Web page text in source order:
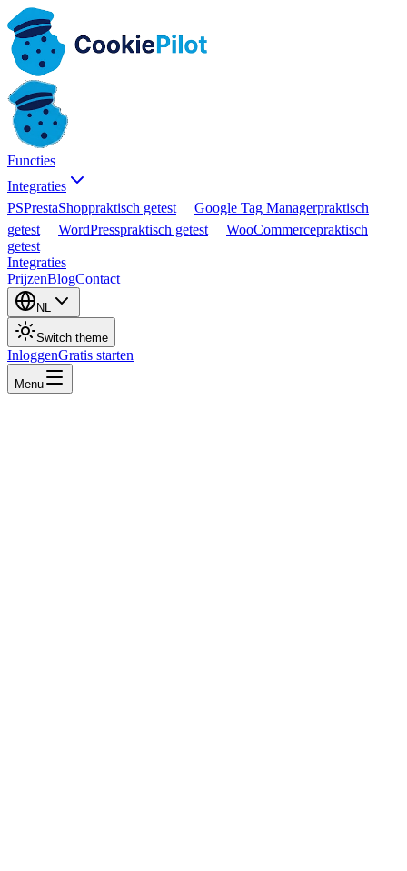
Functies
Integraties
PSPrestaShoppraktisch getest Google Tag Managerpraktisch
getest
WordPresspraktisch getest WooCommercepraktisch
getest
Integraties
PrijzenBlogContact
NL
Switch theme
InloggenGratis starten
Menu